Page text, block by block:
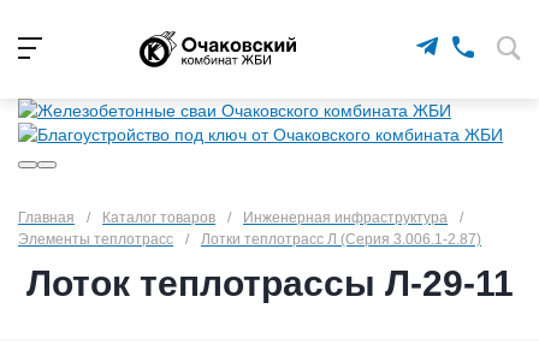
Главная / Каталог товаров / Инженерная инфраструктура
/
Элементы теплотрасс
/ Лотки теплотрасс Л (Серия 3.006.1-2.87)
Лоток теплотрассы Л-29-11